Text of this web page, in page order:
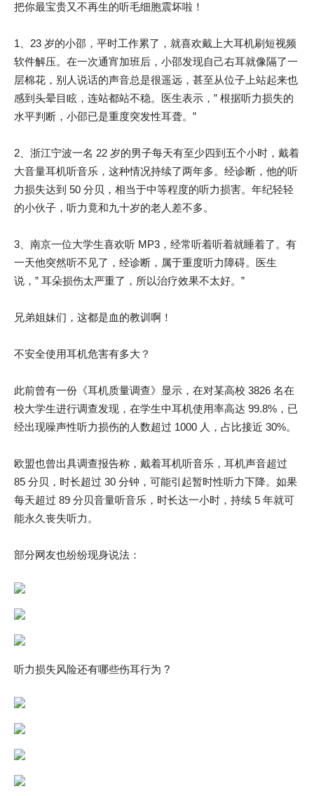
把你最宝贵又不再生的听毛细胞震坏啦！
1、23 岁的小邵，平时工作累了，就喜欢戴上大耳机刷短视频
软件解压。在一次通宵加班后，小邵发现自己右耳就像隔了一
层棉花，别人说话的声音总是很遥远，甚至从位子上站起来也
感到头晕目眩，连站都站不稳。医生表示，” 根据听力损失的
水平判断，小邵已是重度突发性耳聋。”
2、浙江宁波一名 22 岁的男子每天有至少四到五个小时，戴着
大音量耳机听音乐，这种情况持续了两年多。经诊断，他的听
力损失达到 50 分贝，相当于中等程度的听力损害。年纪轻轻
的小伙子，听力竟和九十岁的老人差不多。
3、南京一位大学生喜欢听 MP3，经常听着听着就睡着了。有
一天他突然听不见了，经诊断，属于重度听力障碍。医生
说，” 耳朵损伤太严重了，所以治疗效果不太好。”
兄弟姐妹们，这都是血的教训啊！
不安全使用耳机危害有多大？
此前曾有一份《耳机质量调查》显示，在对某高校 3826 名在
校大学生进行调查发现，在学生中耳机使用率高达 99.8%，已
经出现噪声性听力损伤的人数超过 1000 人，占比接近 30%。
欧盟也曾出具调查报告称，戴着耳机听音乐，耳机声音超过
85 分贝，时长超过 30 分钟，可能引起暂时性听力下降。如果
每天超过 89 分贝音量听音乐，时长达一小时，持续 5 年就可
能永久丧失听力。
部分网友也纷纷现身说法：
听力损失风险还有哪些伤耳行为 ?